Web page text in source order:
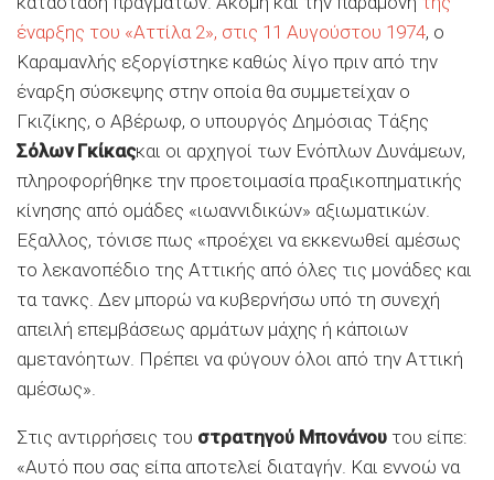
έναρξης του «Αττίλα 2», στις 11 Αυγούστου 1974, ο
Καραμανλής εξοργίστηκε καθώς λίγο πριν από την
έναρξη σύσκεψης στην οποία θα συμμετείχαν ο
Γκιζίκης, ο Αβέρωφ, ο υπουργός Δημόσιας Τάξης
Σόλων Γκίκαςκαι οι αρχηγοί των Ενόπλων Δυνάμεων,
πληροφορήθηκε την προετοιμασία πραξικοπηματικής
κίνησης από ομάδες «ιωαννιδικών» αξιωματικών.
Εξαλλος, τόνισε πως «προέχει να εκκενωθεί αμέσως
το λεκανοπέδιο της Αττικής από όλες τις μονάδες και
τα τανκς. Δεν μπορώ να κυβερνήσω υπό τη συνεχή
απειλή επεμβάσεως αρμάτων μάχης ή κάποιων
αμετανόητων. Πρέπει να φύγουν όλοι από την Αττική
αμέσως».
Στις αντιρρήσεις του στρατηγού Μπονάνου του είπε:
«Αυτό που σας είπα αποτελεί διαταγήν. Και εννοώ να